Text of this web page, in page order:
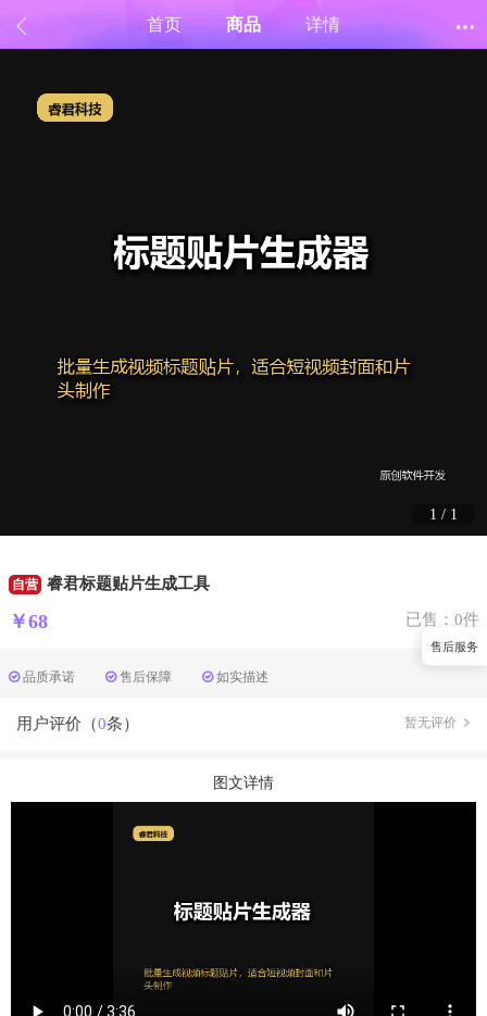
首页 商品 详情
1 / 1
自营 睿君标题贴片生成工具
￥68 已售：0件
品质承诺 售后保障 如实描述
用户评价（0条） 暂无评价
图文详情
售后服务